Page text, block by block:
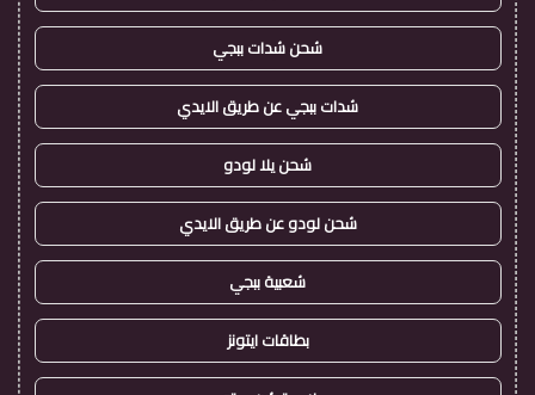
شحن شدات ببجي
شدات ببجي عن طريق الايدي
شحن يلا لودو
شحن لودو عن طريق الايدي
شعبية ببجي
بطاقات ايتونز